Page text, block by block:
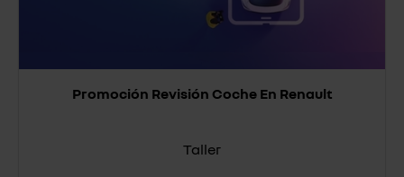
Promoción Revisión Coche En Renault
Taller